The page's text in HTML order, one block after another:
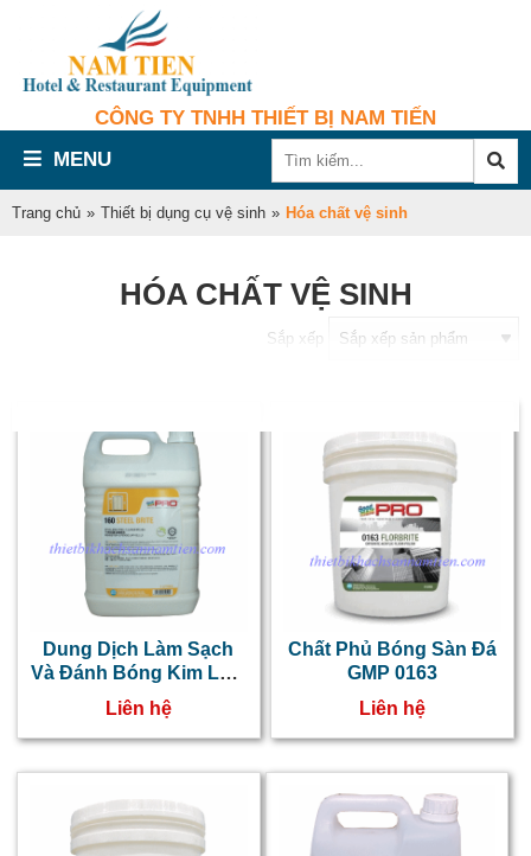
CÔNG TY TNHH THIẾT BỊ NAM TIẾN
MENU
Trang chủ » Thiết bị dụng cụ vệ sinh » Hóa chất vệ sinh
HÓA CHẤT VỆ SINH
Sắp xếp
Dung Dịch Làm Sạch
Và Đánh Bóng Kim Loại
GMP 160
Liên hệ
Chất Phủ Bóng Sàn Đá
GMP 0163
Liên hệ